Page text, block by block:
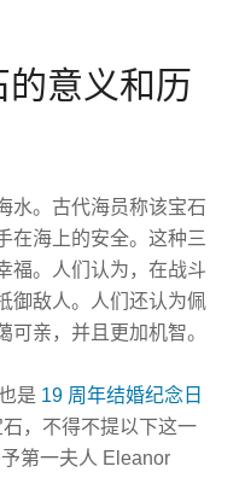
意义和历
水。古代海员称该宝石
在海上的安全。这种三
福。人们认为，在战斗
御敌人。人们还认为佩
亲，并且更加机智。
是 19 周年结婚纪念日
，不得不提以下这一
第一夫人 Eleanor